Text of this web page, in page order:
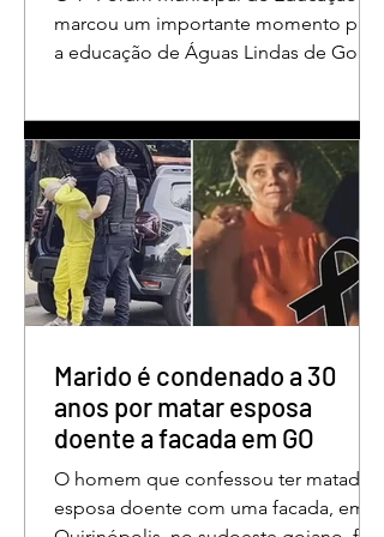
em Águas Lindas
marcou um importante momento para
a educação de Águas Lindas de Goiás,
para promover conhecimento,
reflexão, troca de experiências e
valorização daqueles que exercem um
papel fundamental na formação das
futuras gerações. Durante o evento, o
secretário municipal de Educação,
Denildson Oliveira, destacou que o
aos educadores muito mais do que
Marido é condenado a 30
anos por matar esposa
doente a facada em GO
O homem que confessou ter matado a
esposa doente com uma facada, em